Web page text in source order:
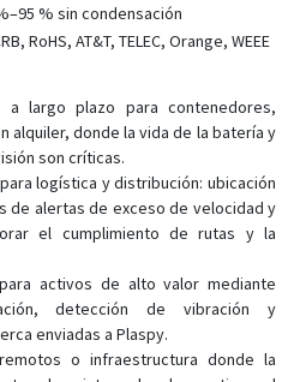
% sin condensación
RoHS, AT&T, TELEC, Orange, WEEE
a largo plazo para contenedores,
alquiler, donde la vida de la batería y
son críticas.
logística y distribución: ubicación
de alertas de exceso de velocidad y
el cumplimiento de rutas y la
activos de alto valor mediante
detección de vibración y
enviadas a Plaspy.
o infraestructura donde la